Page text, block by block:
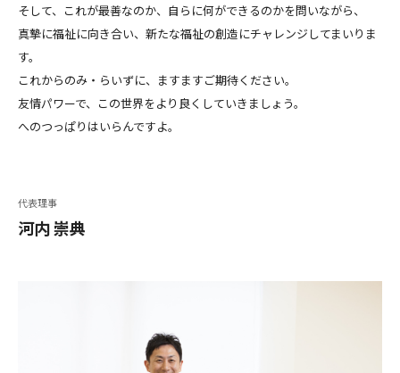
そして、これが最善なのか、自らに何ができるのかを問いながら、
真摯に福祉に向き合い、新たな福祉の創造にチャレンジしてまいりま
す。
これからのみ・らいずに、ますますご期待ください。
友情パワーで、この世界をより良くしていきましょう。
へのつっぱりはいらんですよ。
代表理事
河内 崇典